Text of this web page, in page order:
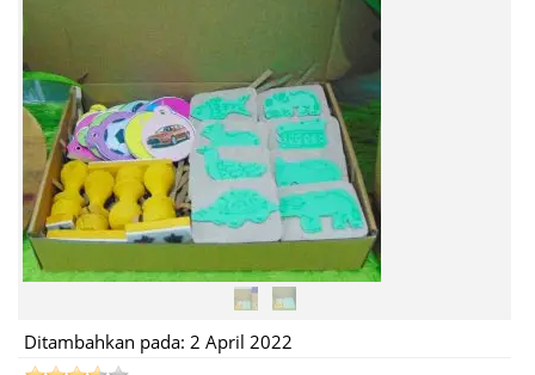
Ditambahkan pada: 2 April 2022